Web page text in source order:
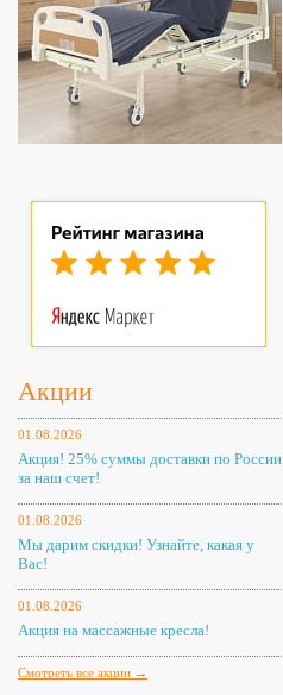
Акции
01.08.2026
Акция! 25% суммы доставки по России
за наш счет!
01.08.2026
Мы дарим скидки! Узнайте, какая у
Вас!
01.08.2026
Акция на массажные кресла!
Смотреть все акции →